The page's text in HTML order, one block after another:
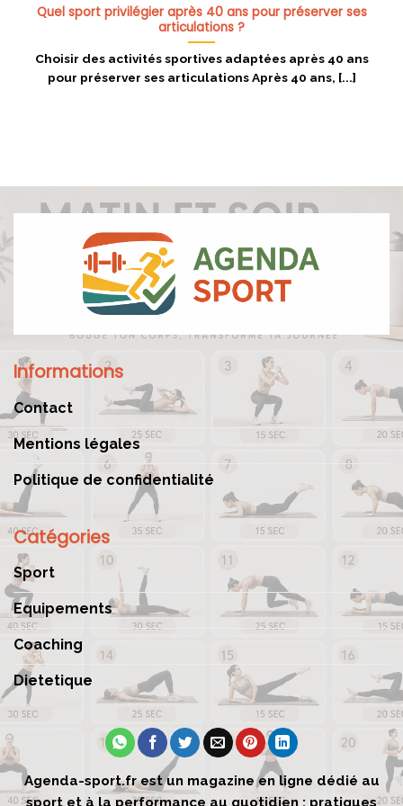
Quel sport privilégier après 40 ans pour préserver ses
articulations ?
Choisir des activités sportives adaptées après 40 ans
pour préserver ses articulations Après 40 ans, [...]
Informations
Contact
Mentions légales
Politique de confidentialité
Catégories
Sport
Equipements
Coaching
Dietetique
Agenda-sport.fr est un magazine en ligne dédié au
sport et à la performance au quotidien : pratiques